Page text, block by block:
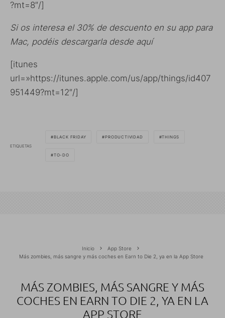
?mt=8″/]
Si os interesa el 30% de descuento en su app para
Mac, podéis descargarla desde aquí
[itunes
url=»https://itunes.apple.com/us/app/things/id407
951449?mt=12″/]
ETIQUETAS
BLACK FRIDAY PRODUCTIVIDAD THINGS
TO-DO
Inicio
App Store
Más zombies, más sangre y más coches en Earn to Die 2, ya en la App Store
MÁS ZOMBIES, MÁS SANGRE Y MÁS
COCHES EN EARN TO DIE 2, YA EN LA
APP STORE